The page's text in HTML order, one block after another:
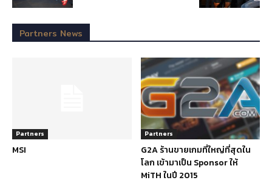
Partners News
Partners
MSI
Partners
G2A ร้านขายเกมที่ใหญ่ที่สุดใน
โลก เข้ามาเป็น Sponsor ให้
MiTH ในปี 2015